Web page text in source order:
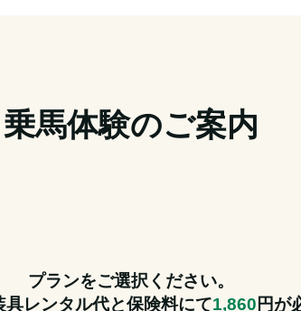
乗馬体験のご案内
プランをご選択ください。
具レンタル代と保険料にて1,860 円が